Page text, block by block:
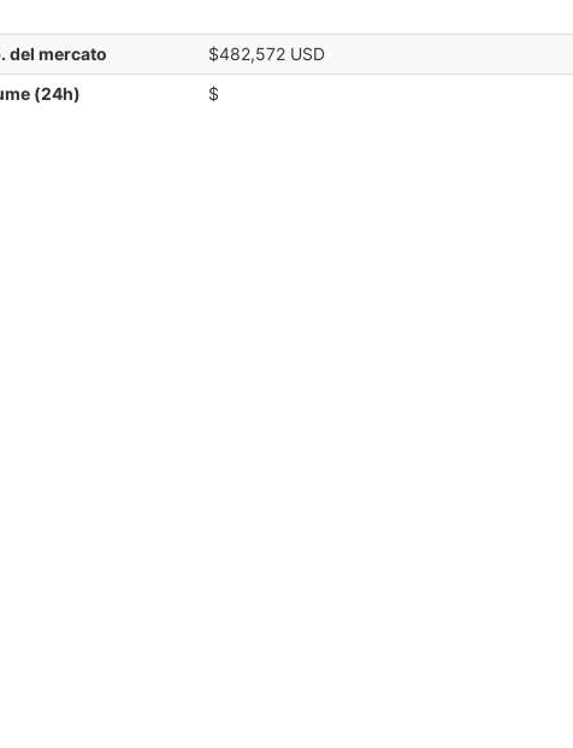
del mercato
$482,572 USD
(24h)
$